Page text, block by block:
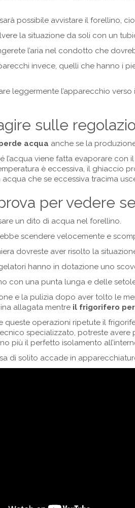
possibile avvistare il forellino,
la situazione da soli con un
l’aria nel condotto che
invece, quelli che hanno i
leggermente l’apparecchio
sulle
acqua anche se la
l’acqua viene fatta evaporare
è eccessiva, il ghiaccio
acqua che se eccessiva tracima
per vedere
un dito di acqua nel forellino.
scendere velocemente e
dovreste aver risolto la
hanno in dotazione uno
con una punta lunga e delle
e la pulizia dopo aver tolto le
allagata mentre il frigorifero
queste operazioni ripetute il
specializzato, potreste
più il perfetto isolamento
di solito accade in